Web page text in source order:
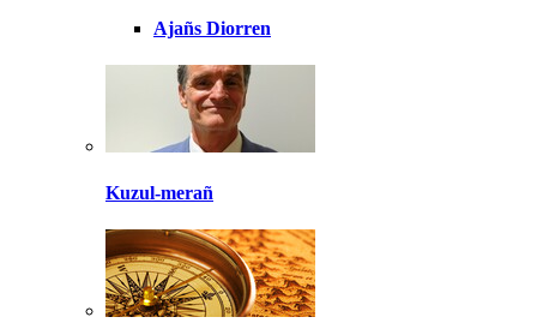
Ajañs Diorren
Kuzul-merañ